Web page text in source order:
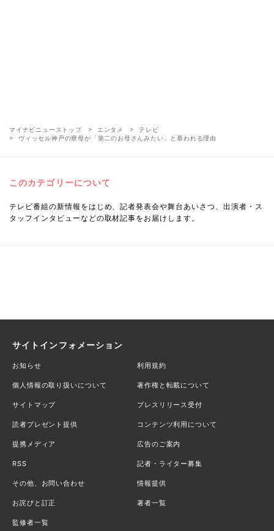
マイナビニューストップ エンタメ
テレビ
ヴィッセル神戸の寮母が「第二のお母さんみたい」と慕われる理由
このカテゴリーについて
テレビ番組の新情報をはじめ、記者発表会や舞台あいさつ、出演者・ス
タッフインタビューなどの取材記事をお届けします。
サイトインフォメーション
お知らせ 利用規約
個人情報の取り扱いについて 著作権と転載について
サイトマップ プレスリリース受付
読者プレゼント提供 コンテンツ利用について
提携メディア 広告のご案内
RSS 記者・ライター募集
その他、お問い合わせ 情報提供
お詫びと訂正 著者一覧
監修者一覧